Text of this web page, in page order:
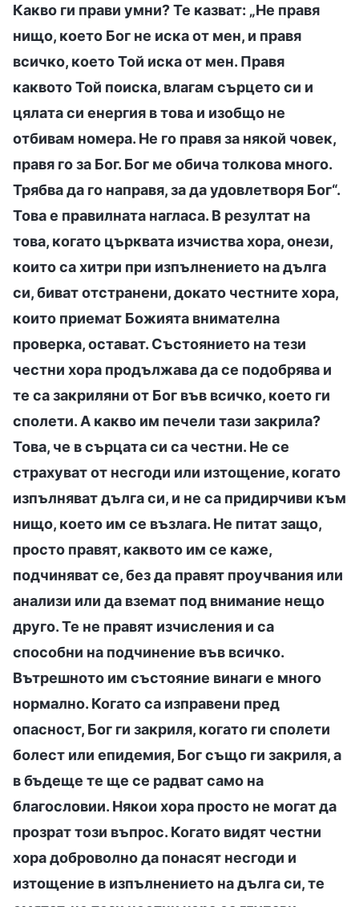
Какво ги прави умни? Те казват: „Не правя
нищо, което Бог не иска от мен, и правя
всичко, което Той иска от мен. Правя
каквото Той поиска, влагам сърцето си и
цялата си енергия в това и изобщо не
отбивам номера. Не го правя за някой човек,
правя го за Бог. Бог ме обича толкова много.
Трябва да го направя, за да удовлетворя Бог“.
Това е правилната нагласа. В резултат на
това, когато църквата изчиства хора, онези,
които са хитри при изпълнението на дълга
си, биват отстранени, докато честните хора,
които приемат Божията внимателна
проверка, остават. Състоянието на тези
честни хора продължава да се подобрява и
те са закриляни от Бог във всичко, което ги
сполети. А какво им печели тази закрила?
Това, че в сърцата си са честни. Не се
страхуват от несгоди или изтощение, когато
изпълняват дълга си, и не са придирчиви към
нищо, което им се възлага. Не питат защо,
просто правят, каквото им се каже,
подчиняват се, без да правят проучвания или
анализи или да вземат под внимание нещо
друго. Те не правят изчисления и са
способни на подчинение във всичко.
Вътрешното им състояние винаги е много
нормално. Когато са изправени пред
опасност, Бог ги закриля, когато ги сполети
болест или епидемия, Бог също ги закриля, а
в бъдеще те ще се радват само на
благословии. Някои хора просто не могат да
прозрат този въпрос. Когато видят честни
хора доброволно да понасят несгоди и
изтощение в изпълнението на дълга си, те